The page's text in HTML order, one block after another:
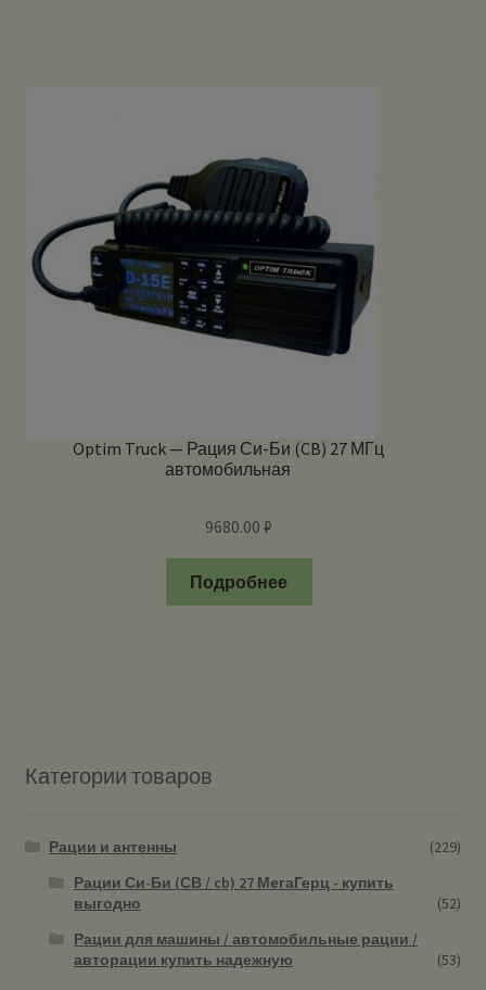
Optim Truck — Рация Си-Би (CB) 27 МГц
автомобильная
9680.00₽
Подробнее
Категории товаров
Рации и антенны
(229)
Рации Си-Би (СВ / cb) 27 МегаГерц - купить
выгодно
(52)
Рации для машины / автомобильные рации /
авторации купить надежную
(53)